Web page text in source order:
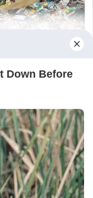
thường tắt đèn